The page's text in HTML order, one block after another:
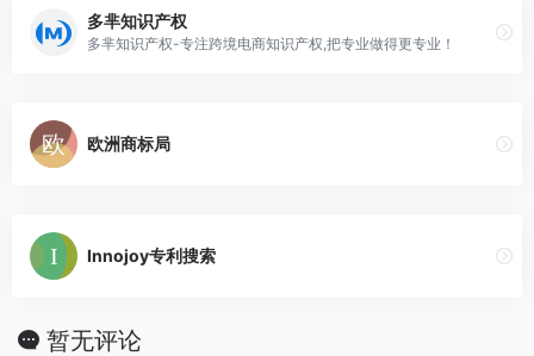
多芈知识产权
多芈知识产权-专注跨境电商知识产权,把专业做得更专业！
欧洲商标局
Innojoy专利搜索
暂无评论